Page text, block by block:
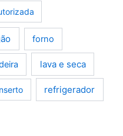
forno
lava e seca
refrigerador